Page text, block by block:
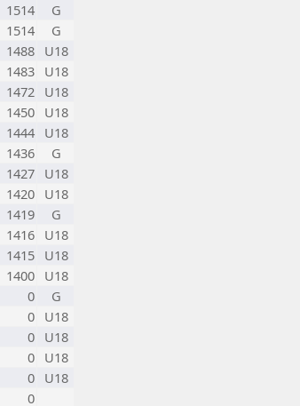
1514
G
1514
G
1488 U18
1483 U18
1472 U18
1450 U18
1444 U18
1436
G
1427 U18
1420 U18
1419
G
1416 U18
1415 U18
1400 U18
0
G
0 U18
0 U18
0 U18
0 U18
0